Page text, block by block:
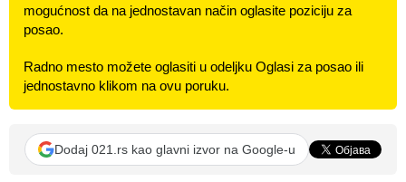
mogućnost da na jednostavan način oglasite poziciju za
posao.
Radno mesto možete oglasiti u odeljku Oglasi za posao ili
jednostavno klikom na ovu poruku.
Dodaj 021.rs kao glavni izvor na Google-u